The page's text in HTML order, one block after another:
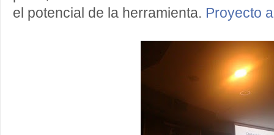
el potencial de la herramienta. Proyecto